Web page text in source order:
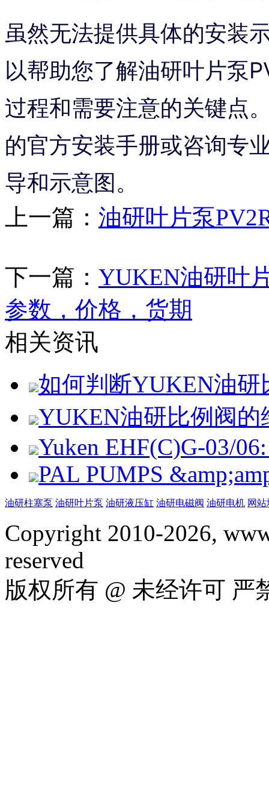
虽然无法提供具体的安装
以帮助您了解油研叶片泵
过程和需要注意的关键点
的官方安装手册或咨询专
导和示意图。
上一篇： 油研叶片泵
下一篇： YUKEN油研叶
参数，价格，货期
相关资讯
如何判断YUKEN油
YUKEN油研比例阀的
Yuken EHF(C)G-03/
PAL PUMPS
油研柱塞泵 油研叶片泵 油研液压缸 油研电磁阀 油研电机 网
Copyright 2010-2026,
reserved
版权所有 @ 未经许可 严